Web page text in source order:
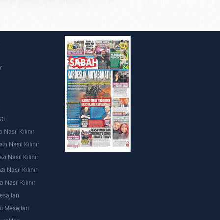
detaylı bilgi için Ayarlar
ve sitemizde ilgili
Nasıl Kılınır
Nasıl Kılınır
Nasıl Kılınır
Nasıl Kılınır
Nasıl Kılınır
Mesajları